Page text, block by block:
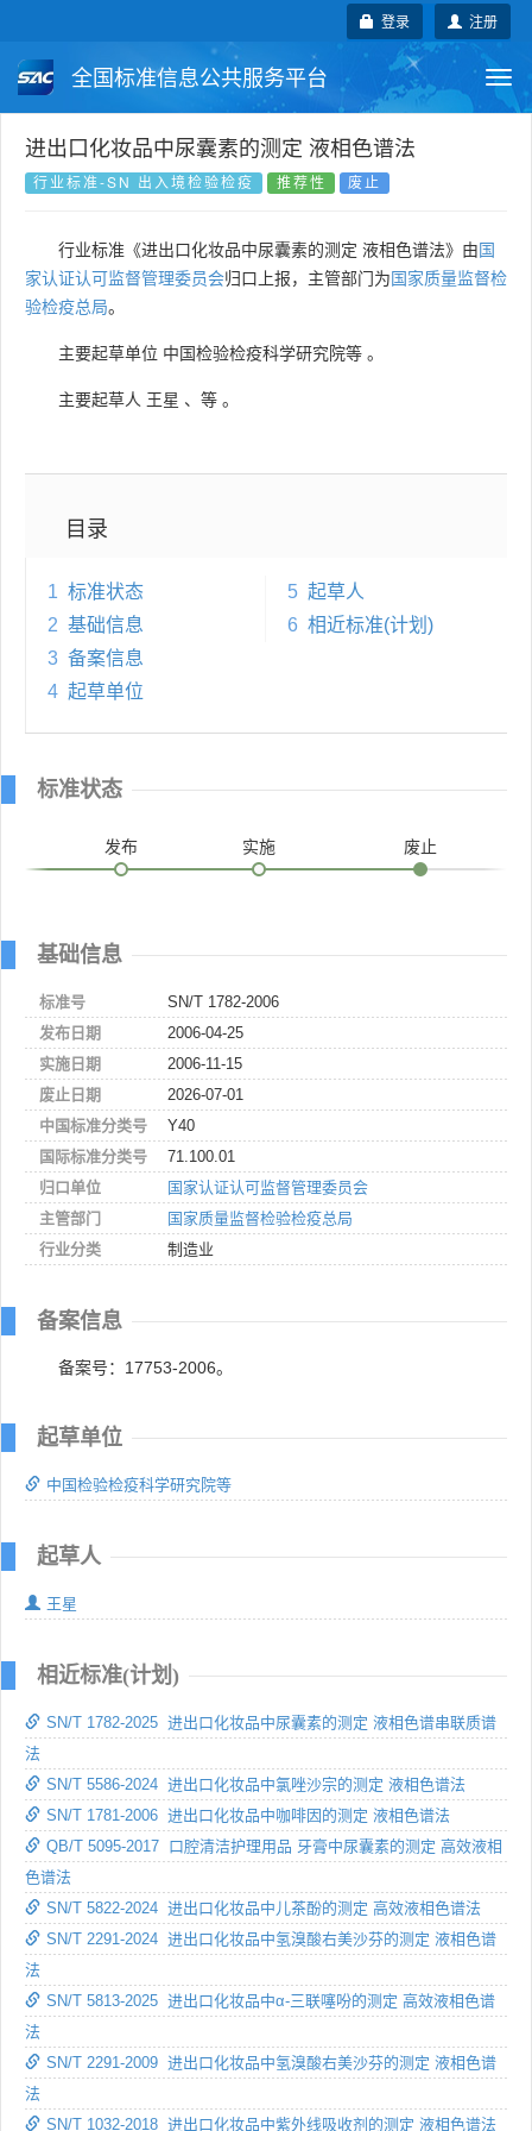
注册
登录
全国标准信息公共服务平台
国家标准 行业标准 地方标准
国外标准 技术委员会
进出口化妆品中尿囊素的测定 液相色谱法
行业标准-SN 出入境检验检疫 推荐性 废止
行业标准《进出口化妆品中尿囊素的测定 液相色谱法》由国
家认证认可监督管理委员会归口上报，主管部门为国家质量监督检
验检疫总局。
主要起草单位 中国检验检疫科学研究院等 。
主要起草人 王星 、 等 。
目录
1 标准状态
2 基础信息
3 备案信息
4 起草单位
5 起草人
6 相近标准(计划)
标准状态
发布 实施 废止
基础信息
标准号
SN/T 1782-2006
发布日期
2006-04-25
实施日期
2006-11-15
废止日期
2026-07-01
中国标准分类号
Y40
国际标准分类号
71.100.01
归口单位
国家认证认可监督管理委员会
主管部门
国家质量监督检验检疫总局
行业分类
制造业
备案信息
备案号：17753-2006。
起草单位
中国检验检疫科学研究院等
起草人
王星
相近标准(计划)
SN/T 1782-2025 进出口化妆品中尿囊素的测定 液相色谱串联质谱
法
SN/T 5586-2024 进出口化妆品中氯唑沙宗的测定 液相色谱法
SN/T 1781-2006 进出口化妆品中咖啡因的测定 液相色谱法
QB/T 5095-2017 口腔清洁护理用品 牙膏中尿囊素的测定 高效液相
色谱法
SN/T 5822-2024 进出口化妆品中儿茶酚的测定 高效液相色谱法
SN/T 2291-2024 进出口化妆品中氢溴酸右美沙芬的测定 液相色谱
法
SN/T 5813-2025 进出口化妆品中α-三联噻吩的测定 高效液相色谱
法
SN/T 2291-2009 进出口化妆品中氢溴酸右美沙芬的测定 液相色谱
法
SN/T 1032-2018 进出口化妆品中紫外线吸收剂的测定 液相色谱法